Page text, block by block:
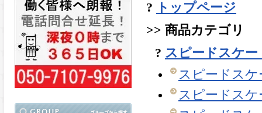
?
トップページ
>> 商品カテゴリ
? スピードスケ
スピードス
スピードス